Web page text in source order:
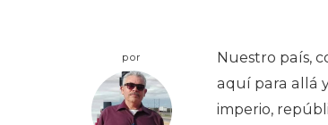
por
Nuestro país,
aquí para allá
imperio,